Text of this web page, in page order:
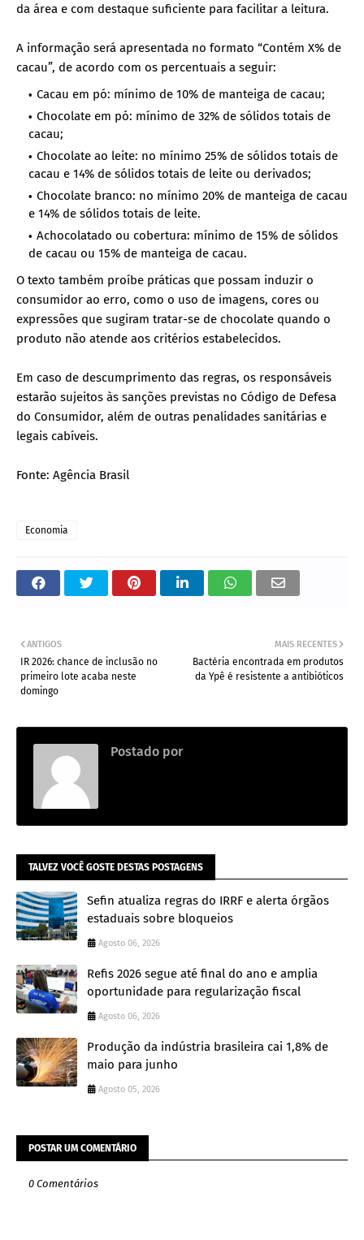
da área e com destaque suficiente para facilitar a leitura.
A informação será apresentada no formato “Contém X% de
cacau”, de acordo com os percentuais a seguir:
Cacau em pó: mínimo de 10% de manteiga de cacau;
Chocolate em pó: mínimo de 32% de sólidos totais de
cacau;
Chocolate ao leite: no mínimo 25% de sólidos totais de
cacau e 14% de sólidos totais de leite ou derivados;
Chocolate branco: no mínimo 20% de manteiga de cacau
e 14% de sólidos totais de leite.
Achocolatado ou cobertura: mínimo de 15% de sólidos
de cacau ou 15% de manteiga de cacau.
O texto também proíbe práticas que possam induzir o
consumidor ao erro, como o uso de imagens, cores ou
expressões que sugiram tratar-se de chocolate quando o
produto não atende aos critérios estabelecidos.
Em caso de descumprimento das regras, os responsáveis
estarão sujeitos às sanções previstas no Código de Defesa
do Consumidor, além de outras penalidades sanitárias e
legais cabíveis.
Fonte: Agência Brasil
Economia
MAIS RECENTES
Bactéria encontrada em produtos
da Ypê é resistente a antibióticos
ANTIGOS
IR 2026: chance de inclusão no
primeiro lote acaba neste
domingo
Postado por
TALVEZ VOCÊ GOSTE DESTAS POSTAGENS
Sefin atualiza regras do IRRF e alerta órgãos
estaduais sobre bloqueios
Agosto 06, 2026
Refis 2026 segue até final do ano e amplia
oportunidade para regularização fiscal
Agosto 06, 2026
Produção da indústria brasileira cai 1,8% de
maio para junho
Agosto 05, 2026
POSTAR UM COMENTÁRIO
0 Comentários